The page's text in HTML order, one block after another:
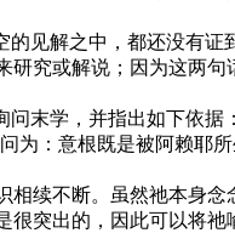
见解之中，都还没有证
究或解说；因为这两
末学，并指出如下依据
为：意根既是被阿赖耶
续不断。虽然祂本身念
突出的，因此可以将